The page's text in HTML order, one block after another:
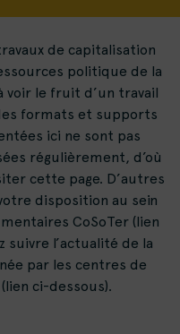
de capitalisation
politique de la
voir le fruit d’un travail
formats et supports
ici ne sont pas
régulièrement, d’où
cette page. D’autres
disposition au sein
CoSoTer (lien
suivre l’actualité de la
par les centres de
ci-dessous).